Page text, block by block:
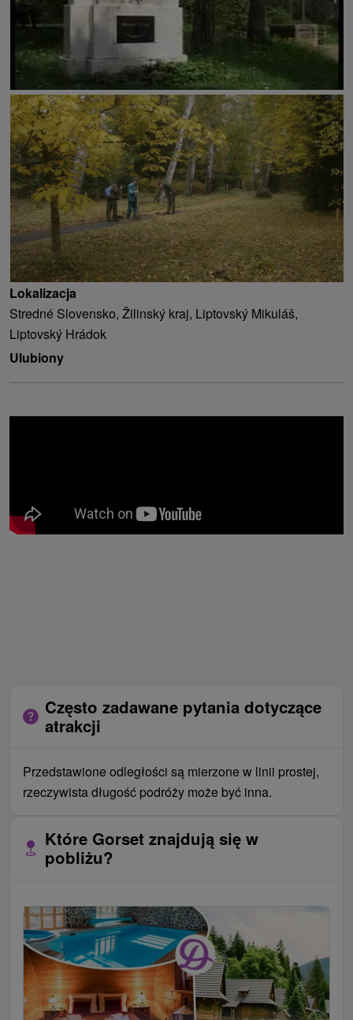
Lokalizacja
Stredné Slovensko, Žilinský kraj, Liptovský Mikuláš,
Liptovský Hrádok
Ulubiony
Często zadawane pytania dotyczące
atrakcji
Przedstawione odległości są mierzone w linii prostej,
rzeczywista długość podróży może być inna.
Które Gorset znajdują się w
pobliżu?